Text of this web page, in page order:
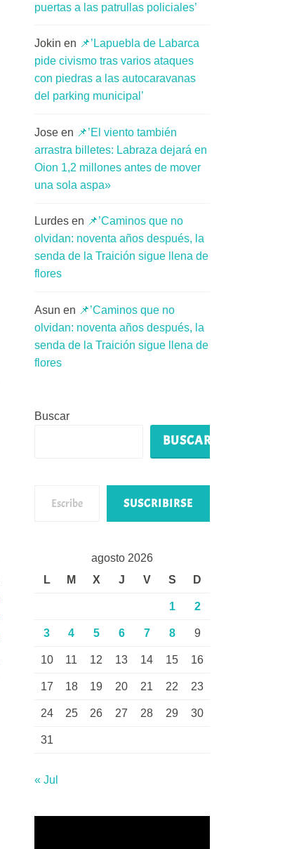
puertas a las patrullas policiales’
Jokin en 📌’Lapuebla de Labarca
pide civismo tras varios ataques
con piedras a las autocaravanas
del parking municipal’
Jose en 📌’El viento también
arrastra billetes: Labraza dejará en
Oion 1,2 millones antes de mover
una sola aspa»
Lurdes en 📌’Caminos que no
olvidan: noventa años después, la
senda de la Traición sigue llena de
flores
Asun en 📌’Caminos que no
olvidan: noventa años después, la
senda de la Traición sigue llena de
flores
Buscar
BUSCAR
SUSCRIBIRSE
agosto 2026
L
M X J V S D
1 2
3 4 5 6 7 8 9
10 11 12 13 14 15 16
17 18 19 20 21 22 23
24 25 26 27 28 29 30
31
« Jul